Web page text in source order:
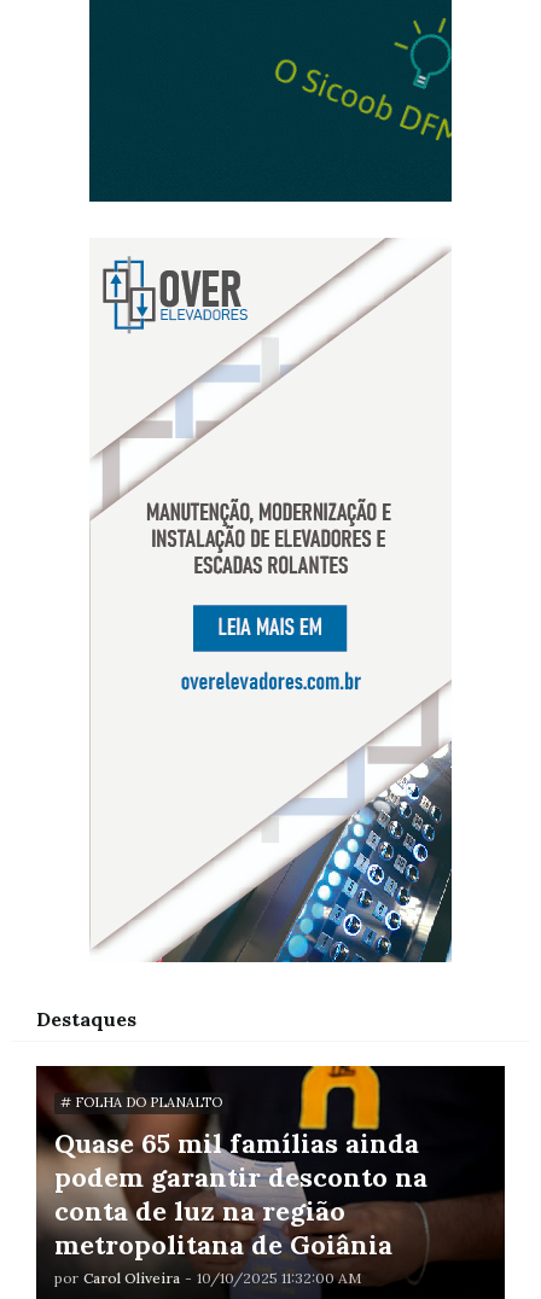
Destaques
# FOLHA DO PLANALTO
Quase 65 mil famílias ainda
podem garantir desconto na
conta de luz na região
metropolitana de Goiânia
por Carol Oliveira - 10/10/2025 11:32:00 AM